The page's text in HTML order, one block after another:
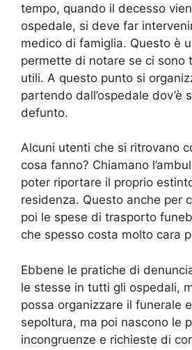
tempo, quando il decesso
ospedale, si deve far
medico di famiglia. Questo è
permette di notare se ci sono
utili. A questo punto si
partendo dall’ospedale dov’è
defunto.
Alcuni utenti che si ritrovano
cosa fanno? Chiamano
poter riportare il proprio
residenza. Questo anche per
poi le spese di trasporto
che spesso costa molto cara
Ebbene le pratiche di
le stesse in tutti gli ospedali,
possa organizzare il funerale
sepoltura, ma poi nascono le
incongruenze e richieste di